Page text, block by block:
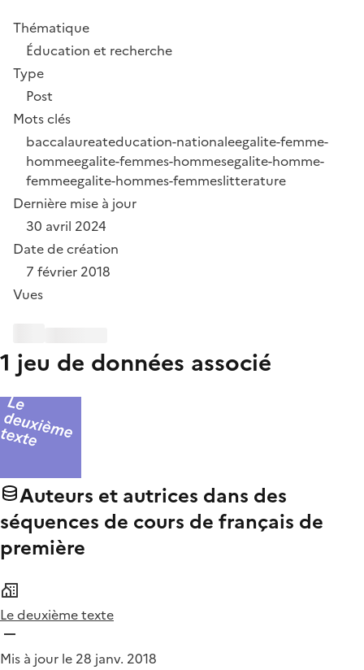
Thématique
Éducation et recherche
Type
Post
Mots clés
baccalaureateducation-nationaleegalite-femme-
hommeegalite-femmes-hommesegalite-homme-
femmeegalite-hommes-femmeslitterature
Dernière mise à jour
30 avril 2024
Date de création
7 février 2018
Vues
1 jeu de données associé
Auteurs et autrices dans des
séquences de cours de français de
première
Le deuxième texte
Mis à jour le 28 janv. 2018